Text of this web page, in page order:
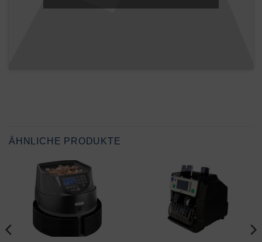
ÄHNLICHE PRODUKTE